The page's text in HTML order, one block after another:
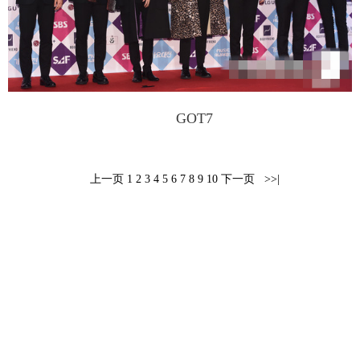
富媒体 摄影 新华广播
新华电视中文 新华电视英文 返回PC
GOT7
上一页 1 2 3 4 5 6 7 8 9 10 下一页 >>|